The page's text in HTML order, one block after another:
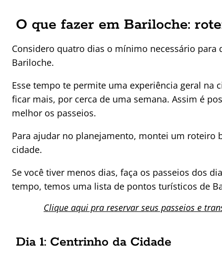
O que fazer em Bariloche:
Considero quatro dias o mínimo necessário para
Bariloche.
Esse tempo te permite uma experiência geral na
ficar mais, por cerca de uma semana. Assim é
melhor os passeios.
Para ajudar no planejamento, montei um roteiro
cidade.
Se você tiver menos dias, faça os passeios dos
tempo, temos uma lista de pontos turísticos de
Clique aqui pra reservar seus passeios e
Dia 1: Centrinho da Cidade